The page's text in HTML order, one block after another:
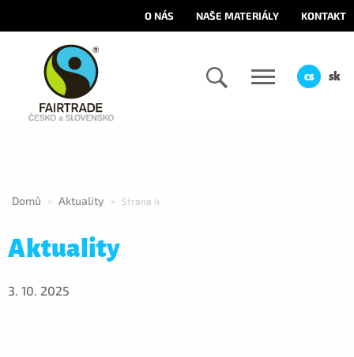
O NÁS NAŠE MATERIÁLY KONTAKT
cs sk
Domů > Aktuality > Strana 4
Aktuality
3. 10. 2025